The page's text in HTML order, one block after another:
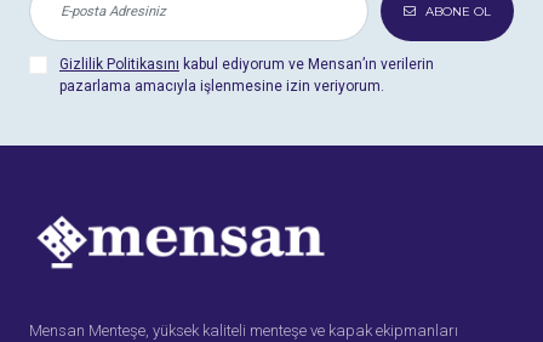
ABONE OL
Gizlilik Politikasını kabul ediyorum ve Mensan’ın verilerin
pazarlama amacıyla işlenmesine izin veriyorum.
Mensan Menteşe, yüksek kaliteli menteşe ve kapak ekipmanları